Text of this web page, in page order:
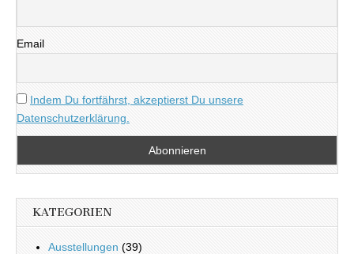
Email
Indem Du fortfährst, akzeptierst Du unsere
Datenschutzerklärung.
KATEGORIEN
Ausstellungen (39)